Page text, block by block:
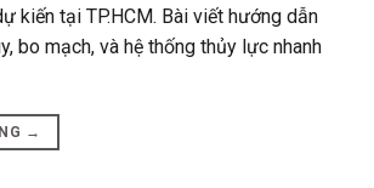
kiến tại TP.HCM. Bài viết hướng dẫn
bo mạch, và hệ thống thủy lực nhanh
→